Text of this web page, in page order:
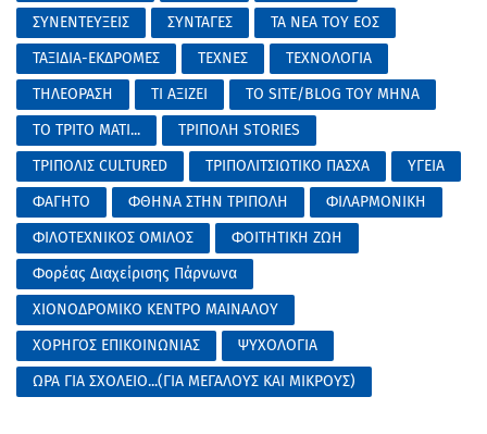
ΣΥΝΕΝΤΕΥΞΕΙΣ
ΣΥΝΤΑΓΕΣ
ΤΑ ΝΕΑ ΤΟΥ ΕΟΣ
ΤΑΞΙΔΙΑ-ΕΚΔΡΟΜΕΣ
ΤΕΧΝΕΣ
ΤΕΧΝΟΛΟΓΙΑ
ΤΗΛΕΟΡΑΣΗ
ΤΙ ΑΞΙΖΕΙ
ΤΟ SITE/BLOG ΤΟΥ ΜΗΝΑ
ΤΟ ΤΡΙΤΟ ΜΑΤΙ...
ΤΡΙΠΟΛΗ STORIES
ΤΡΙΠΟΛΙΣ CULTURED
ΤΡΙΠΟΛΙΤΣΙΩΤΙΚΟ ΠΑΣΧΑ
ΥΓΕΙΑ
ΦΑΓΗΤΟ
ΦΘΗΝΑ ΣΤΗΝ ΤΡΙΠΟΛΗ
ΦΙΛΑΡΜΟΝΙΚΗ
ΦΙΛΟΤΕΧΝΙΚΟΣ ΟΜΙΛΟΣ
ΦΟΙΤΗΤΙΚΗ ΖΩΗ
Φορέας Διαχείρισης Πάρνωνα
ΧΙΟΝΟΔΡΟΜΙΚΟ ΚΕΝΤΡΟ ΜΑΙΝΑΛΟΥ
ΧΟΡΗΓΟΣ ΕΠΙΚΟΙΝΩΝΙΑΣ
ΨΥΧΟΛΟΓΙΑ
ΩΡΑ ΓΙΑ ΣΧΟΛΕΙΟ...(ΓΙΑ ΜΕΓΑΛΟΥΣ ΚΑΙ ΜΙΚΡΟΥΣ)